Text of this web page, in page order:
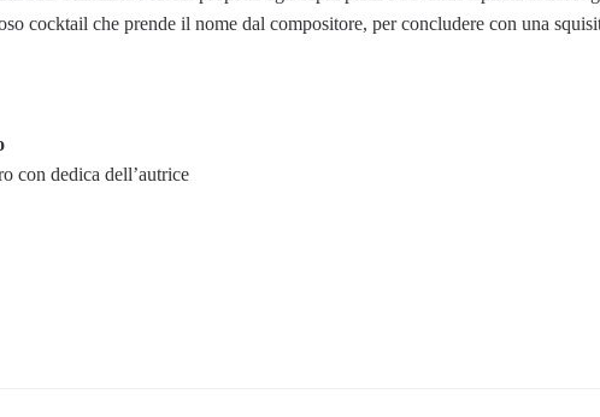
cocktail che prende il nome dal compositore, per concludere con una
con dedica dell’autrice